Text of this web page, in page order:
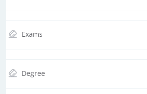
Exams
Degree